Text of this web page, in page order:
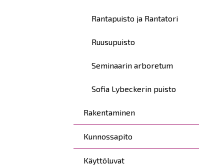
Rantapuisto ja Rantatori
Ruusupuisto
Seminaarin arboretum
Sofia Lybeckerin puisto
Rakentaminen
Kunnossapito
Käyttöluvat